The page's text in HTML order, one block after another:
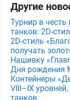
Другие
Турнир в
танков: 2D-
2D-стиль
получать
Нашивку
Дня рождения
Контейнеры
VIII–IX
танков